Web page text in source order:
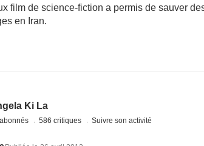
film de science-fiction a permis de sauver
en Iran.
Ki La
586 critiques Suivre son activité